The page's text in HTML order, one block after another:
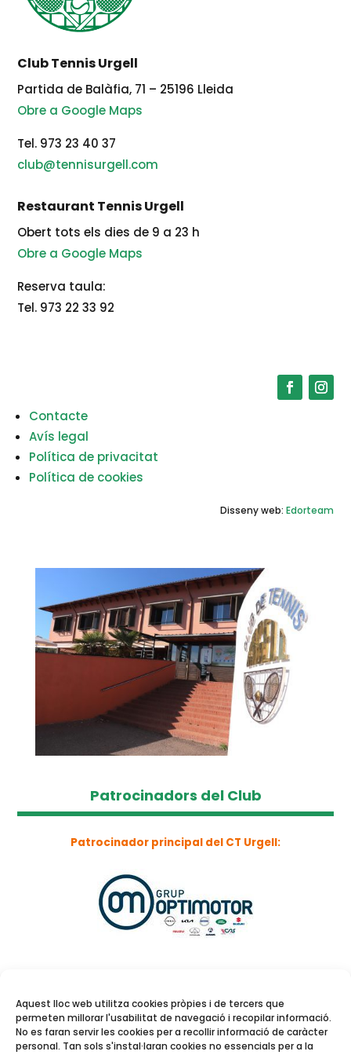
Aquest lloc web utilitza cookies pròpies i de tercers que
permeten millorar l'usabilitat de navegació i recopilar informació.
No es faran servir les cookies per a recollir informació de caràcter
personal. Tan sols s'instal·laran cookies no essencials per a la
Club Tennis Urgell
Partida de Balàfia, 71 – 25196 Lleida
Obre a Google Maps
Tel. 973 23 40 37
club@tennisurgell.com
Restaurant Tennis Urgell
Obert tots els dies de 9 a 23 h
Obre a Google Maps
Reserva taula:
Tel. 973 22 33 92
Contacte
Avís legal
Política de privacitat
Política de cookies
Disseny web: Edorteam
Patrocinadors del Club
Patrocinador principal del CT Urgell: